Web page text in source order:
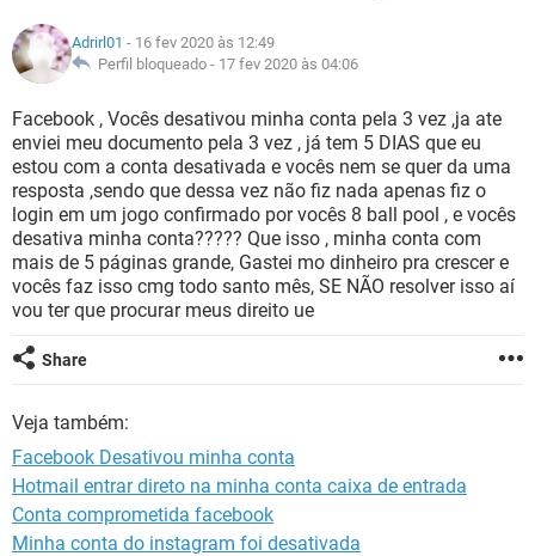
GUIA DE COMPRAS
INSTAGRAM
GUIA DE COMPRAS
CELULAR
OUTLOOK EXCEL
INSTAGRAM GMAIL
GUIA DE COMPRAS
JOGOS
CELULAR
OUTLOOK EXCEL
INSTAGRAM GMAIL
GUIA DE COMPRAS
GLOSSÁRIO
JOGOS WHATSAPP
CELULAR FACEBOOK
OUTLOOK EXCEL
INSTAGRAM GMAIL
GUIA DE COMPRAS
Adrirl01 - 16 fev 2020 às 12:49
Perfil bloqueado - 17 fev 2020 às 04:06
Facebook , Vocês desativou minha conta pela 3 vez ,ja ate
enviei meu documento pela 3 vez , já tem 5 DIAS que eu
estou com a conta desativada e vocês nem se quer da uma
resposta ,sendo que dessa vez não fiz nada apenas fiz o
login em um jogo confirmado por vocês 8 ball pool , e vocês
desativa minha conta????? Que isso , minha conta com
mais de 5 páginas grande, Gastei mo dinheiro pra crescer e
vocês faz isso cmg todo santo mês, SE NÃO resolver isso aí
vou ter que procurar meus direito ue
Share
Veja também:
Facebook Desativou minha conta
Hotmail entrar direto na minha conta caixa de entrada
Conta comprometida facebook
Minha conta do instagram foi desativada